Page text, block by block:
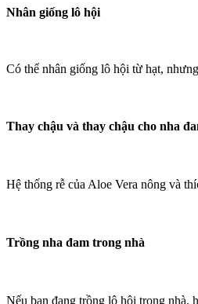
Nhân giống lô hội
Có thể nhân giống lô hội từ hạt,
Thay chậu và thay chậu cho nha
Hệ thống rễ của Aloe Vera nông và
Trồng nha đam trong nhà
Nếu bạn đang trồng lô hội trong nhà,